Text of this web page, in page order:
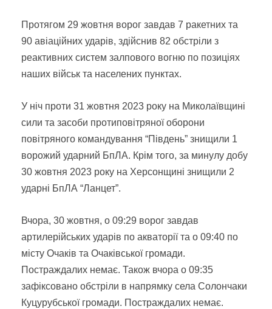
Протягом 29 жовтня ворог завдав 7 ракетних та
90 авіаційних ударів, здійснив 82 обстріли з
реактивних систем залпового вогню по позиціях
наших військ та населених пунктах.
У ніч проти 31 жовтня 2023 року на Миколаївщині
сили та засоби протиповітряної оборони
повітряного командування “Південь” знищили 1
ворожий ударний БпЛА. Крім того, за минулу добу
30 жовтня 2023 року на Херсонщині знищили 2
ударні БпЛА “Ланцет”.
Вчора, 30 жовтня, о 09:29 ворог завдав
артилерійських ударів по акваторії та о 09:40 по
місту Очаків та Очаківської громади.
Постраждалих немає. Також вчора о 09:35
зафіксовано обстріли в напрямку села Солончаки
Куцурубської громади. Постраждалих немає.